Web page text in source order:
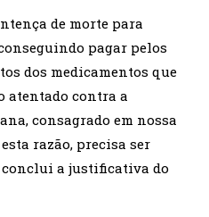
de morte para
pagar pelos
dos medicamentos que
atentado contra a
consagrado em nossa
razão, precisa ser
conclui a justificativa do